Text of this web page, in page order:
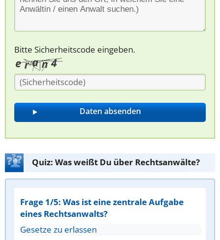
Bitte Sicherheitscode eingeben.
Quiz: Was weißt Du über Rechtsanwälte?
Frage 1/5: Was ist eine zentrale Aufgabe
eines Rechtsanwalts?
Gesetze zu erlassen